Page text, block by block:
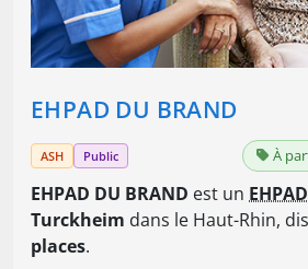
EHPAD DU BRAND
ASH Public À
EHPAD DU BRAND est un EHPAD
Turckheim dans le Haut-Rhin,
places.